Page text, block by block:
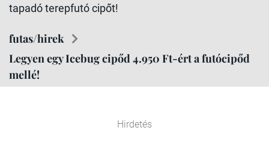
tapadó terepfutó cipőt!
futas/hirek
Legyen egy Icebug cipőd 4.950 Ft-ért a futócipőd
mellé!
Hirdetés